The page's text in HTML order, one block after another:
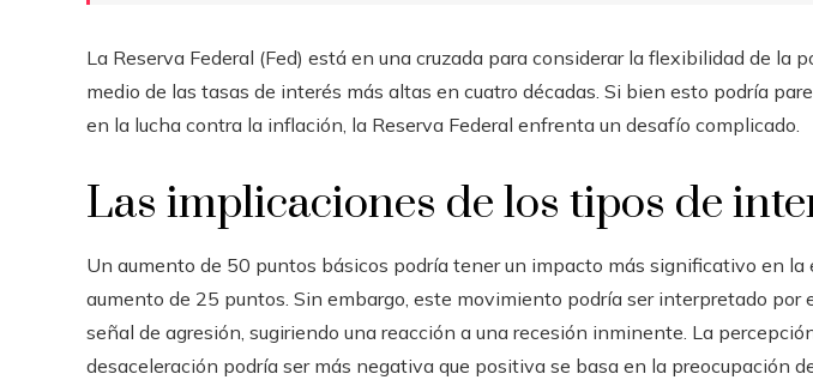
La Reserva Federal (Fed) está en una cruzada para considerar la flexibilidad de la
medio de las tasas de interés más altas en cuatro décadas. Si bien esto podría
en la lucha contra la inflación, la Reserva Federal enfrenta un desafío complicado.
Las implicaciones de los tipos de
Un aumento de 50 puntos básicos podría tener un impacto más significativo en la
aumento de 25 puntos. Sin embargo, este movimiento podría ser interpretado por
señal de agresión, sugiriendo una reacción a una recesión inminente. La
desaceleración podría ser más negativa que positiva se basa en la preocupación